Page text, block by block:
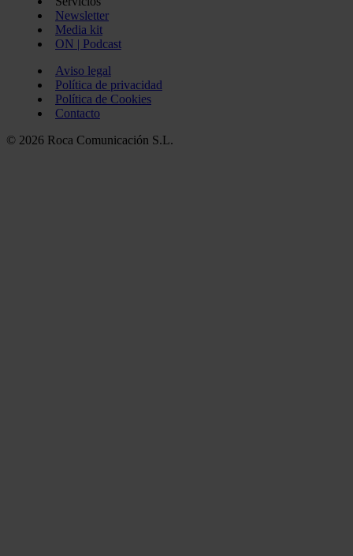
Newsletter
Media kit
ON | Podcast
Aviso legal
Política de privacidad
Política de Cookies
Contacto
© 2026 Roca Comunicación S.L.